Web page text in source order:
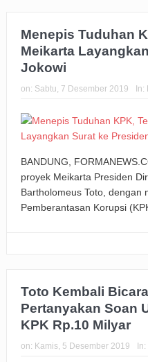
Menepis Tuduhan
Meikarta
Jokowi
on: Sabtu, 7 Desember 2019 In:
BANDUNG,
proyek Meikarta Presiden
Bartholomeus Toto, dengan
Pemberantasan Korupsi
Toto Kembali
Pertanyakan Soan
KPK Rp.10 Milyar
on: Kamis, 5 Desember 2019 In: